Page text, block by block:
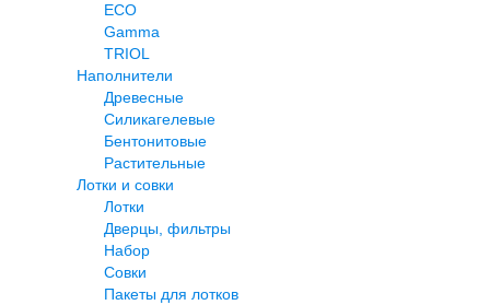
ECO
Gamma
TRIOL
Наполнители
Древесные
Силикагелевые
Бентонитовые
Растительные
Лотки и совки
Лотки
Дверцы, фильтры
Набор
Совки
Пакеты для лотков